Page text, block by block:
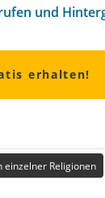
und
erhalten!
einzelner Religionen